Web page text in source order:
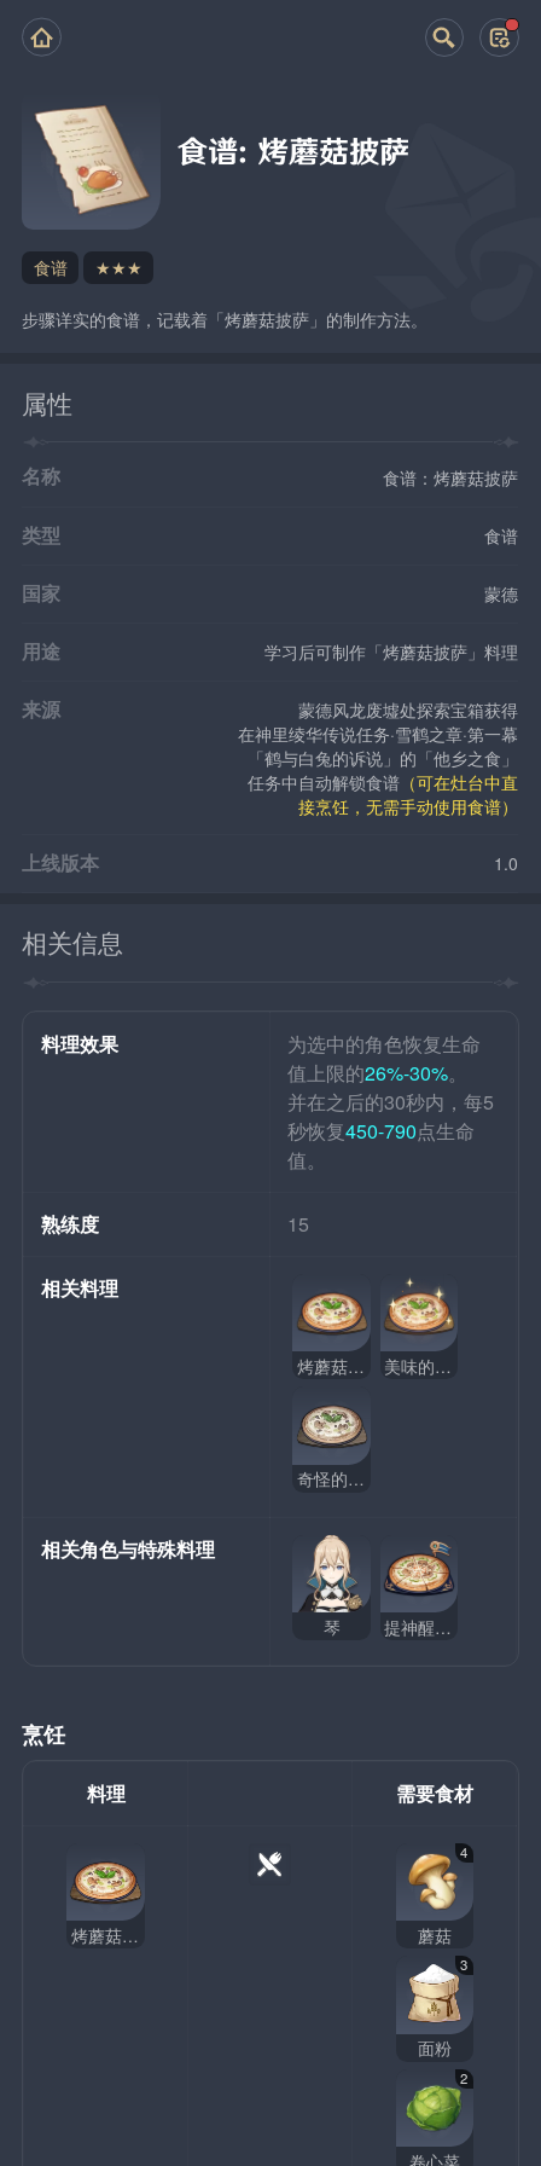
食谱：烤蘑菇披萨
食谱 ★★★
步骤详实的食谱，记载着「烤蘑菇披萨」的制作方法。
属性
名称 食谱：烤蘑菇披萨
类型 食谱
国家 蒙德
用途 学习后可制作「烤蘑菇披萨」料理
来源
蒙德风龙废墟处探索宝箱获得
在神里绫华传说任务·雪鹤之章·第一幕
「鹤与白兔的诉说」的「他乡之食」
任务中自动解锁食谱 （可在灶台中直
接烹饪，无需手动使用食谱）
上线版本 1.0
相关信息
料理效果
为选中的角色恢复生命
值上限的26%-30%。
并在之后的30秒内，每5
秒恢复450-790点生命
值。
熟练度 15
相关料理
烤蘑菇披萨 美味的烤蘑菇披萨
奇怪的烤蘑菇披萨
相关角色与特殊料理
琴 提神醒脑披萨
烹饪
料理 需要食材
烤蘑菇披萨
4
蘑菇
3
面粉
2
卷心菜